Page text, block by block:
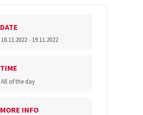
DATE
18.11.2022- 19.11.2022
TIME
All of the day
MORE INFO